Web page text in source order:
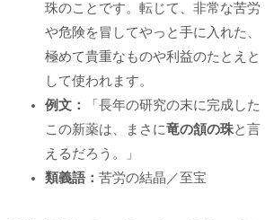
珠のことです。転じて、非常な苦労
や危険を冒してやっと手に入れた、
極めて貴重なものや利益のたとえと
して使われます。
例文：
「長年の研究の末に完成した
この新薬は、まさに竜の頷の珠と言
えるだろう。」
類義語：苦労の結晶／至宝